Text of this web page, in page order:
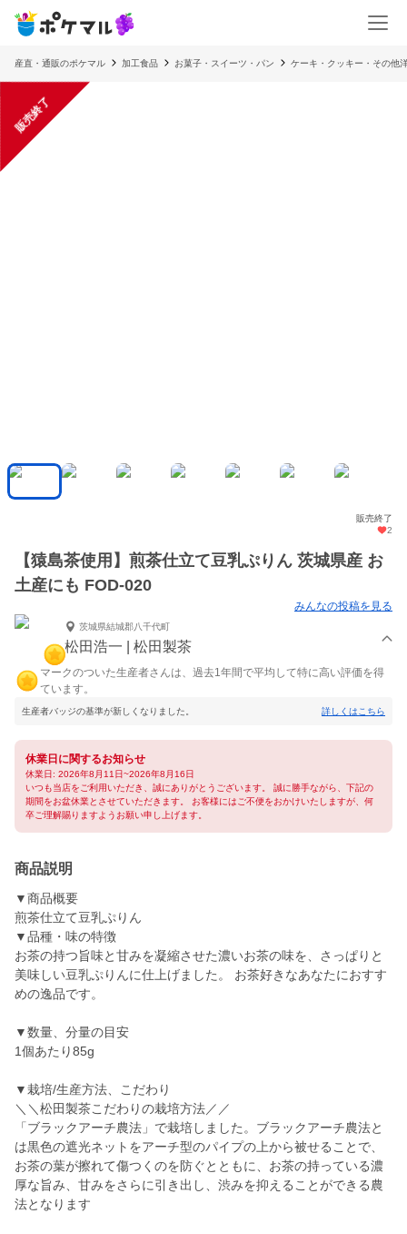
産直・通販のポケマル 加工食品 お菓子・スイーツ・パン ケーキ・クッキー・その他
販売終了
販売終了
2
【猿島茶使用】煎茶仕立て豆乳ぷりん 茨城県産 お
土産にも FOD-020
みんなの投稿を見る
茨城県結城郡八千代町
松田浩一 | 松田製茶
マークのついた生産者さんは、過去1年間で平均して特に高い評価を得
ています。
生産者バッジの基準が新しくなりました。 詳しくはこちら
休業日に関するお知らせ
休業日: 2026年8月11日~2026年8月16日
いつも当店をご利用いただき、誠にありがとうございます。 誠に勝手ながら、下記の
期間をお盆休業とさせていただきます。 お客様にはご不便をおかけいたしますが、何
卒ご理解賜りますようお願い申し上げます。
商品説明
▼商品概要
煎茶仕立て豆乳ぷりん
▼品種・味の特徴
お茶の持つ旨味と甘みを凝縮させた濃いお茶の味を、さっぱりと
美味しい豆乳ぷりんに仕上げました。 お茶好きなあなたにおすす
めの逸品です。
▼数量、分量の目安
1個あたり85g
▼栽培/生産方法、こだわり
＼＼松田製茶こだわりの栽培方法／／
「ブラックアーチ農法」で栽培しました。ブラックアーチ農法と
は黒色の遮光ネットをアーチ型のパイプの上から被せることで、
お茶の葉が擦れて傷つくのを防ぐとともに、お茶の持っている濃
厚な旨み、甘みをさらに引き出し、渋みを抑えることができる農
法となります